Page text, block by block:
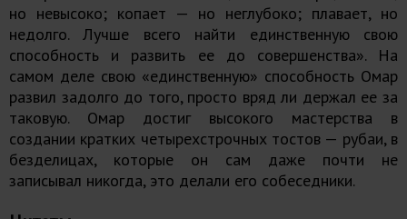
но невысоко; копает — но неглубоко; плавает, но
недолго. Лучше всего найти един­ственную свою
способность и развить ее до совершенства». На
самом деле свою «единственную» способность Омар
развил задолго до того, просто вряд ли держал ее за
таковую. Омар достиг высокого мастер­ства в
создании кратких четырехстрочных тостов — рубаи, в
безделицах, которые он сам даже почти не
записывал никогда, это делали его собеседники.